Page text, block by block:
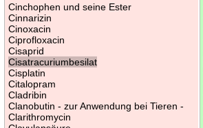
Cinchophen und seine Ester
Cinnarizin
Cinoxacin
Ciprofloxacin
Cisaprid
Cisatracuriumbesilat
Cisplatin
Citalopram
Cladribin
Clanobutin - zur Anwendung bei Tieren -
Clarithromycin